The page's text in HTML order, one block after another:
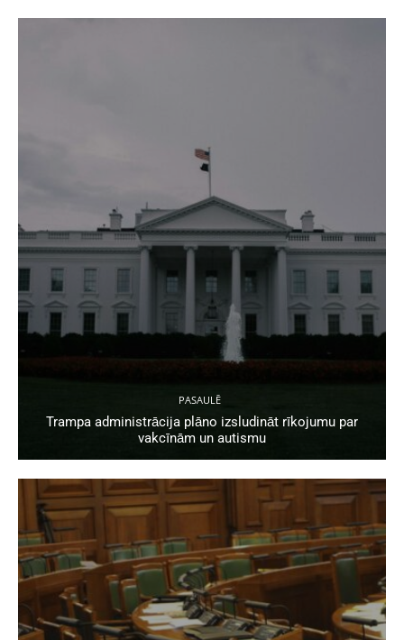
PASAULĒ
Trampa administrācija plāno izsludināt rīkojumu par
vakcīnām un autismu